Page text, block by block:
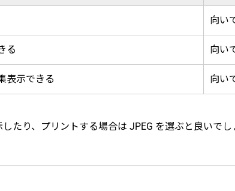
向い
る 向い
表示できる 向い
たり、プリントする場合は JPEG を選ぶと良いでし